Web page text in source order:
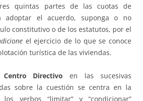
quintas partes de las cuotas de
adoptar el acuerdo, suponga o no
constitutivo o de los estatutos, por el
el ejercicio de lo que se conoce
turística de las viviendas.
Directivo en las sucesivas
sobre la cuestión se centra en la
verbos “limitar” y “condicionar”